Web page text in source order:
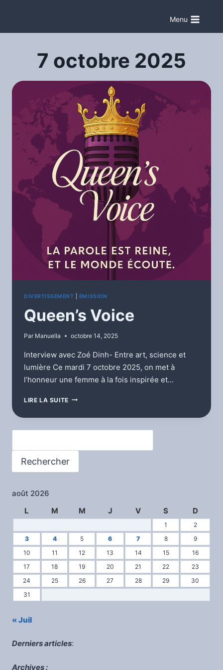
contenu
Menu
7 octobre 2025
DIVERTISSEMENT EMISSION
Queen’s Voice
Par Manuella octobre 14, 2025
Interview avec Zoé Dinh- Entre art, science et
lumière Ce mardi 7 octobre 2025, on met à
l’honneur une femme à la fois inspirée et…
LIRE LA SUITE QUEEN’S
Rechercher
août 2026
L
M M J V S D
1
2
3
4 5 6 7 8
9
10
11 12 13 14 15
16
17
18 19 20 21 22
23
24
25 26 27 28 29
30
31
« Juil
Derniers articles:
Archives :